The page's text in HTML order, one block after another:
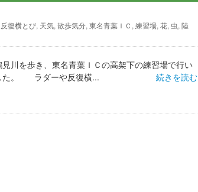
反復横とび, 天気, 散歩気分, 東名青葉ＩＣ , 練習場, 花, 虫, 陸
川を歩き、東名青葉ＩＣの高架下の練習場で行い
した。 ラダーや反復横...
続きを読む